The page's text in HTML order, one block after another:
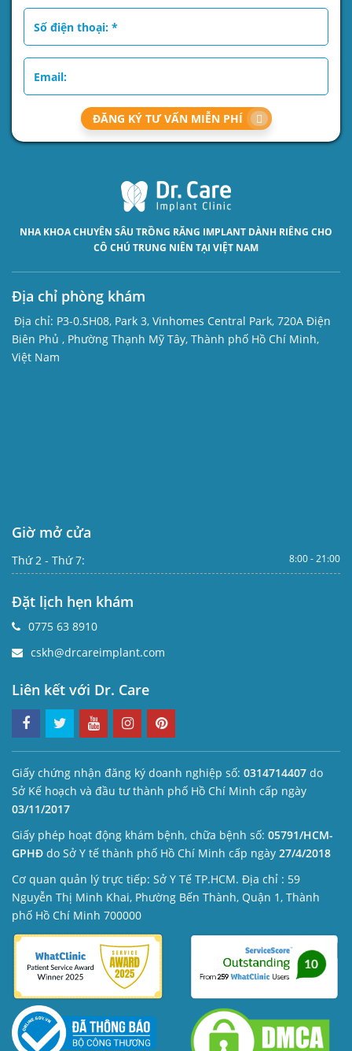
ĐĂNG KÝ TƯ VẤN MIỄN PHÍ
NHA KHOA CHUYÊN SÂU TRỒNG RĂNG IMPLANT DÀNH RIÊNG CHO
CÔ CHÚ TRUNG NIÊN TẠI VIỆT NAM
Địa chỉ phòng khám
Địa chỉ: P3-0.SH08, Park 3, Vinhomes Central Park, 720A Điện
Biên Phủ , Phường Thạnh Mỹ Tây, Thành phố Hồ Chí Minh,
Việt Nam
Giờ mở cửa
Thứ 2 - Thứ 7: 8:00 - 21:00
Đặt lịch hẹn khám
0775 63 8910
cskh@drcareimplant.com
Liên kết với Dr. Care
Giấy chứng nhận đăng ký doanh nghiệp số: 0314714407 do
Sở Kế hoạch và đầu tư thành phố Hồ Chí Minh cấp ngày
03/11/2017
Giấy phép hoạt động khám bệnh, chữa bệnh số: 05791/HCM-
GPHĐ do Sở Y tế thành phố Hồ Chí Minh cấp ngày 27/4/2018
Cơ quan quản lý trực tiếp: Sở Y Tế TP.HCM. Địa chỉ : 59
Nguyễn Thị Minh Khai, Phường Bến Thành, Quận 1, Thành
phố Hồ Chí Minh 700000